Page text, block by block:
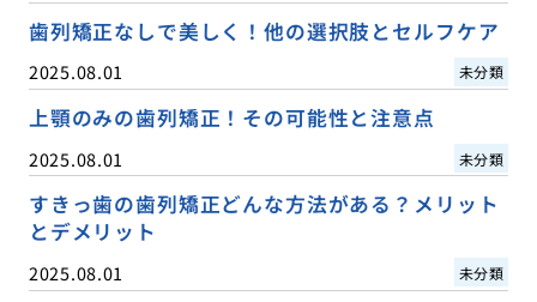
歯列矯正なしで美しく！他の選択肢とセルフケア
2025.08.01 未分類
上顎のみの歯列矯正！その可能性と注意点
2025.08.01 未分類
すきっ歯の歯列矯正どんな方法がある？メリット
とデメリット
2025.08.01 未分類